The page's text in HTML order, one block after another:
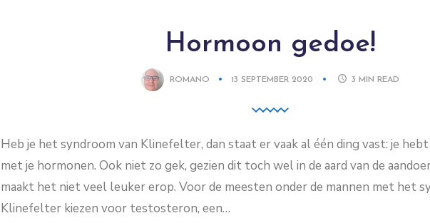
Hormoon gedoe!
ROMANO 13 SEPTEMBER 2020 3 MIN READ
Heb je het syndroom van Klinefelter, dan staat er vaak al één ding vast: je
met je hormonen. Ook niet zo gek, gezien dit toch wel in de aard van de
maakt het niet veel leuker erop. Voor de meesten onder de mannen met het
Klinefelter kiezen voor testosteron, een…